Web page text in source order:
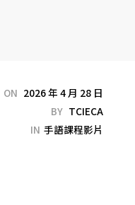
ON 2026 年 4 月 28 日
BY TCIECA
IN 手語課程影片